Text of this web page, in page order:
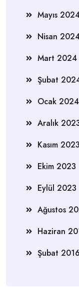
Mayıs
Nisan
Mart 2024
Şubat
Ocak 2024
Aralık
Kasım 2023
Ekim 2023
Eylül 2023
Ağustos
Haziran
Şubat 2016